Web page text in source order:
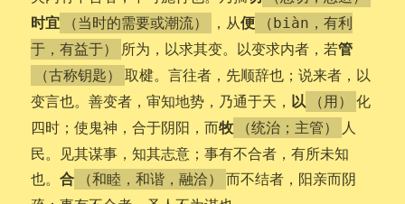
时宜 （当时的需要或潮流） ，从便
（biàn，有利
于，有益于）
所为，以求其变。以变求内者，若管
（古称钥匙）
取楗。言往者，先顺辞也；说来者，以
变言也。善变者，审知地势，乃通于天， 以 （用）
化
四时；使鬼神，合于阴阳，而牧 （统治；主管）
人
民。见其谋事，知其志意；事有不合者，有所未知
也。合 （和睦，和谐，融洽）
而不结者，阳亲而阴